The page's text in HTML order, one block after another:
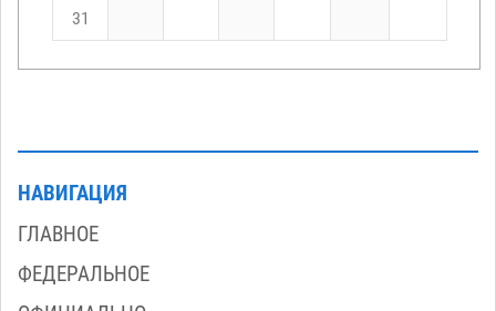
31
НАВИГАЦИЯ
ГЛАВНОЕ
ФЕДЕРАЛЬНОЕ